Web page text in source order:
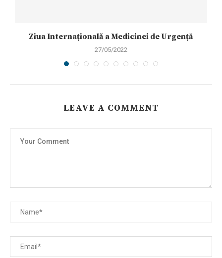
Ziua Internațională a Medicinei de Urgență
27/05/2022
LEAVE A COMMENT